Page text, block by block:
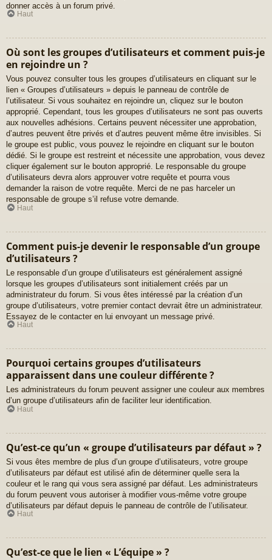
donner accès à un forum privé.
Haut
Où sont les groupes d’utilisateurs et comment puis-je
en rejoindre un ?
Vous pouvez consulter tous les groupes d’utilisateurs en cliquant sur le
lien « Groupes d’utilisateurs » depuis le panneau de contrôle de
l’utilisateur. Si vous souhaitez en rejoindre un, cliquez sur le bouton
approprié. Cependant, tous les groupes d’utilisateurs ne sont pas ouverts
aux nouvelles adhésions. Certains peuvent nécessiter une approbation,
d’autres peuvent être privés et d’autres peuvent même être invisibles. Si
le groupe est public, vous pouvez le rejoindre en cliquant sur le bouton
dédié. Si le groupe est restreint et nécessite une approbation, vous devez
cliquer également sur le bouton approprié. Le responsable du groupe
d’utilisateurs devra alors approuver votre requête et pourra vous
demander la raison de votre requête. Merci de ne pas harceler un
responsable de groupe s’il refuse votre demande.
Haut
Comment puis-je devenir le responsable d’un groupe
d’utilisateurs ?
Le responsable d’un groupe d’utilisateurs est généralement assigné
lorsque les groupes d’utilisateurs sont initialement créés par un
administrateur du forum. Si vous êtes intéressé par la création d’un
groupe d’utilisateurs, votre premier contact devrait être un administrateur.
Essayez de le contacter en lui envoyant un message privé.
Haut
Pourquoi certains groupes d’utilisateurs
apparaissent dans une couleur différente ?
Les administrateurs du forum peuvent assigner une couleur aux membres
d’un groupe d’utilisateurs afin de faciliter leur identification.
Haut
Qu’est-ce qu’un « groupe d’utilisateurs par défaut » ?
Si vous êtes membre de plus d’un groupe d’utilisateurs, votre groupe
d’utilisateurs par défaut est utilisé afin de déterminer quelle sera la
couleur et le rang qui vous sera assigné par défaut. Les administrateurs
du forum peuvent vous autoriser à modifier vous-même votre groupe
d’utilisateurs par défaut depuis le panneau de contrôle de l’utilisateur.
Haut
Qu’est-ce que le lien « L’équipe » ?